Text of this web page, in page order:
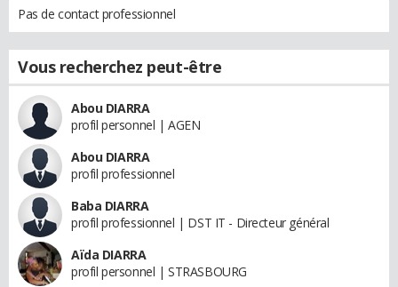
Pas de contact professionnel
Vous recherchez peut-être
Abou DIARRA
profil personnel | AGEN
Abou DIARRA
profil professionnel
Baba DIARRA
profil professionnel | DST IT - Directeur général
Aïda DIARRA
profil personnel | STRASBOURG